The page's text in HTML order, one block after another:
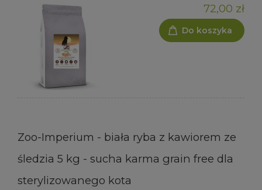
72,00 zł
Do koszyka
Zoo-Imperium - biała ryba z kawiorem ze
śledzia 5 kg - sucha karma grain free dla
sterylizowanego kota